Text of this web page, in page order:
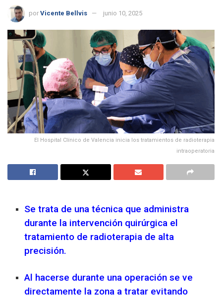
por Vicente Bellvis junio 10, 2025
El Hospital Clínico de Valencia inicia los tratamientos de radioterapia
intraoperatoria
Se trata de una técnica que administra
durante la intervención quirúrgica el
tratamiento de radioterapia de alta
precisión.
Al hacerse durante una operación se ve
directamente la zona a tratar evitando